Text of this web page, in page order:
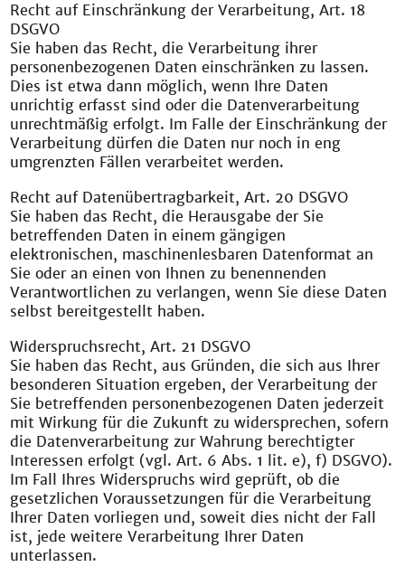
Recht auf Einschränkung der Verarbeitung, Art. 18
DSGVO
Sie haben das Recht, die Verarbeitung ihrer
personenbezogenen Daten einschränken zu lassen.
Dies ist etwa dann möglich, wenn Ihre Daten
unrichtig erfasst sind oder die Datenverarbeitung
unrechtmäßig erfolgt. Im Falle der Einschränkung der
Verarbeitung dürfen die Daten nur noch in eng
umgrenzten Fällen verarbeitet werden.
Recht auf Datenübertragbarkeit, Art. 20 DSGVO
Sie haben das Recht, die Herausgabe der Sie
betreffenden Daten in einem gängigen
elektronischen, maschinenlesbaren Datenformat an
Sie oder an einen von Ihnen zu benennenden
Verantwortlichen zu verlangen, wenn Sie diese Daten
selbst bereitgestellt haben.
Widerspruchsrecht, Art. 21 DSGVO
Sie haben das Recht, aus Gründen, die sich aus Ihrer
besonderen Situation ergeben, der Verarbeitung der
Sie betreffenden personenbezogenen Daten jederzeit
mit Wirkung für die Zukunft zu widersprechen, sofern
die Datenverarbeitung zur Wahrung berechtigter
Interessen erfolgt (vgl. Art. 6 Abs. 1 lit. e), f) DSGVO).
Im Fall Ihres Widerspruchs wird geprüft, ob die
gesetzlichen Voraussetzungen für die Verarbeitung
Ihrer Daten vorliegen und, soweit dies nicht der Fall
ist, jede weitere Verarbeitung Ihrer Daten
unterlassen.